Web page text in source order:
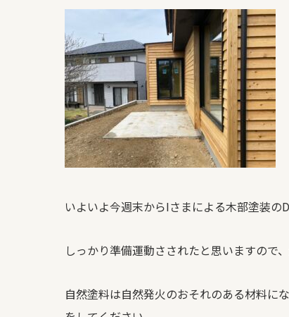
いよいよ今週末からIさまによる木部塗装の
しっかり準備運動さされたと思いますので
自然塗料は自然発火のおそれのある材料に